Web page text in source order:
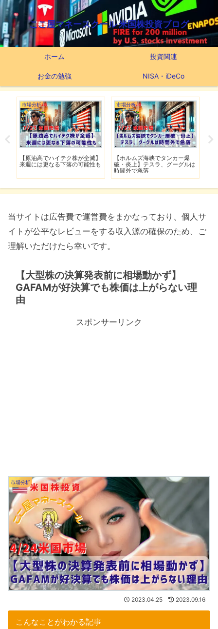
ここ屋マネースクール 米国株投資ブログ
ホーム 投資関連
お金の勉強 NISA・iDeCo
市場分析
【原油高でハイテク株が全滅】
来週には更なる下落の可能性も
市場分析
【ホルムズ海峡でタンカー爆
破・炎上】テスラ、グーグルは
時間外で急落
当サイトは広告費で運営費をまかなっており、個人サ
イトが公平なレビューをする収入源の確保のため、ご
理解いただけたら幸いです。
【大型株の決算発表前に相場動かず】
GAFAMが好決算でも株価は上がらない理
由
スポンサーリンク
市場分析
2023.04.25 2023.09.16
こんなことがわかる記事